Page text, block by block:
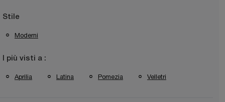
Stile
Moderni
I più visti a :
Aprilia Latina Pomezia Velletri